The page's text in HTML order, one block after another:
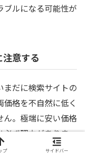
ルになる可能性が
意する
だに検索サイトの
価格を不自然に低く
ん。極端に安い価格
必ず理由がありま
プ サイドバー